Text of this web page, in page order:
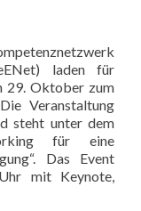
laden für
29. Oktober zum
Veranstaltung
steht unter dem
für eine
Das Event
mit Keynote,